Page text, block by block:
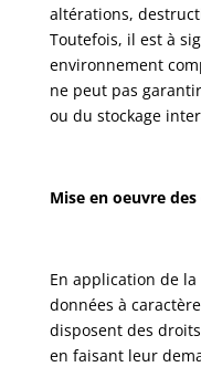
altérations,
Toutefois, il est à
environnement
ne peut pas
ou du stockage
Mise en oeuvre
En application de
données à
disposent des
en faisant leur